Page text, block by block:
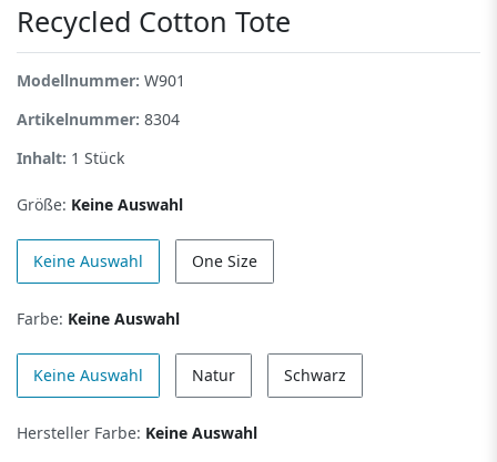
Recycled Cotton Tote
Modellnummer: W901
Artikelnummer: 8304
Inhalt: 1 Stück
Größe: Keine Auswahl
Keine Auswahl One Size
Farbe: Keine Auswahl
Keine Auswahl Natur Schwarz
Hersteller Farbe: Keine Auswahl